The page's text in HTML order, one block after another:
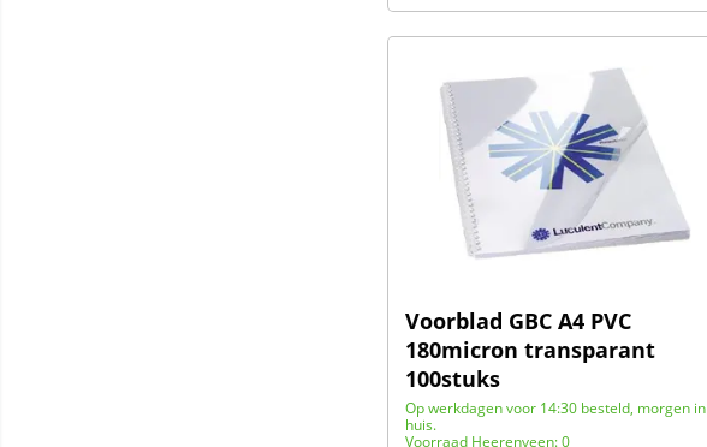
Voorblad GBC A4 PVC
180micron transparant
100stuks
Op werkdagen voor 14:30 besteld, morgen in
huis.
Voorraad Heerenveen: 0